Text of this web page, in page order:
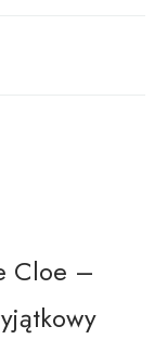
Cloe –